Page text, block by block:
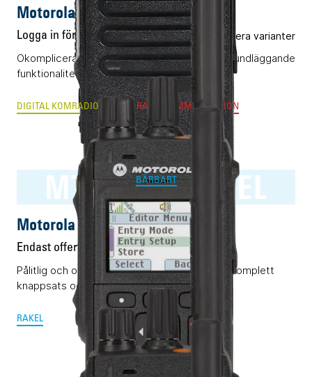
Motorola DP2400e
Logga in för pris Flera varianter
Okomplicerad bärbar komradio (DMR) med grundläggande
funktionalitet.
DIGITAL KOMRADIO ANALOG RADIOKOMMUNIKATION
MTP3550 RAKEL
BÄRBART
Motorola MTP3550 RAKEL
Endast offert
Pålitlig och okomplicerad Rakelterminal med komplett
knappsats och display.
RAKEL